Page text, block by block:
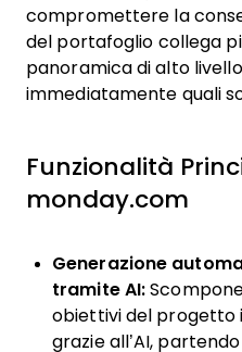
compromettere la
del portafoglio collega
panoramica di alto
immediatamente quali
Funzionalità
monday.com
Generazione
tramite AI:
obiettivi del progetto
grazie all’AI,